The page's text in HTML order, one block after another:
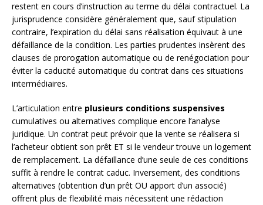
restent en cours d’instruction au terme du délai contractuel. La
jurisprudence considère généralement que, sauf stipulation
contraire, l’expiration du délai sans réalisation équivaut à une
défaillance de la condition. Les parties prudentes insèrent des
clauses de prorogation automatique ou de renégociation pour
éviter la caducité automatique du contrat dans ces situations
intermédiaires.
L’articulation entre plusieurs conditions suspensives
cumulatives ou alternatives complique encore l’analyse
juridique. Un contrat peut prévoir que la vente se réalisera si
l’acheteur obtient son prêt ET si le vendeur trouve un logement
de remplacement. La défaillance d’une seule de ces conditions
suffit à rendre le contrat caduc. Inversement, des conditions
alternatives (obtention d’un prêt OU apport d’un associé)
offrent plus de flexibilité mais nécessitent une rédaction